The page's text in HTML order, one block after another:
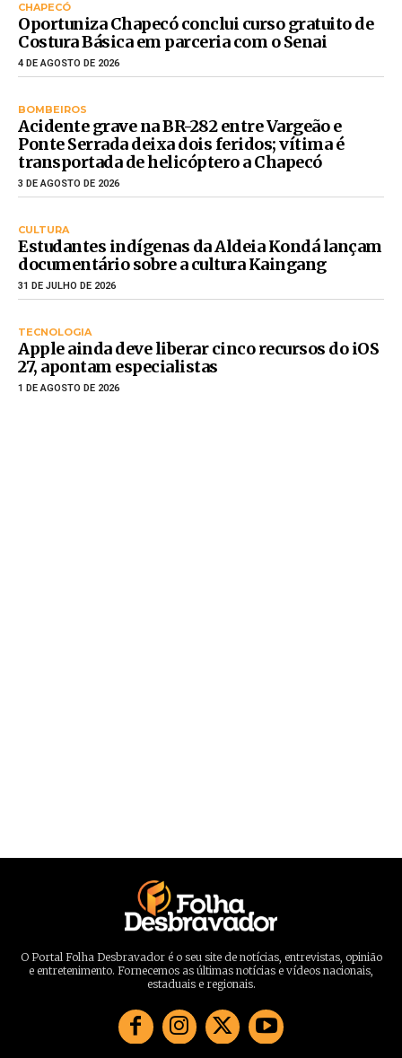
CHAPECÓ
Oportuniza Chapecó conclui curso gratuito de
Costura Básica em parceria com o Senai
4 DE AGOSTO DE 2026
BOMBEIROS
Acidente grave na BR-282 entre Vargeão e
Ponte Serrada deixa dois feridos; vítima é
transportada de helicóptero a Chapecó
3 DE AGOSTO DE 2026
CULTURA
Estudantes indígenas da Aldeia Kondá lançam
documentário sobre a cultura Kaingang
31 DE JULHO DE 2026
TECNOLOGIA
Apple ainda deve liberar cinco recursos do iOS
27, apontam especialistas
1 DE AGOSTO DE 2026
O Portal Folha Desbravador é o seu site de notícias, entrevistas, opinião
e entretenimento. Fornecemos as últimas notícias e vídeos nacionais,
estaduais e regionais.